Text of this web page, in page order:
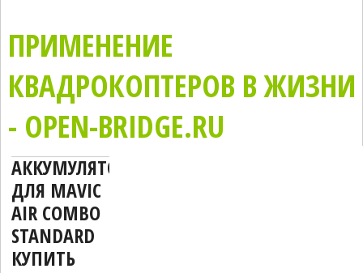
ПРИМЕНЕНИЕ
КВАДРОКОПТЕРОВ В ЖИЗНИ
- OPEN-BRIDGE.RU
АККУМУЛЯТОР
ДЛЯ MAVIC
AIR COMBO
STANDARD
КУПИТЬ